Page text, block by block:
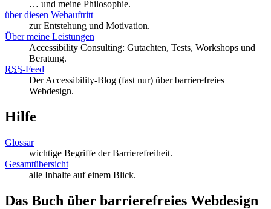
… und meine Philosophie.
über diesen Webauftritt
zur Entstehung und Motivation.
Über meine Leistungen
Accessibility Consulting: Gutachten, Tests, Workshops und
Beratung.
RSS-Feed
Der Accessibility-Blog (fast nur) über barrierefreies
Webdesign.
Hilfe
Glossar
wichtige Begriffe der Barrierefreiheit.
Gesamtübersicht
alle Inhalte auf einem Blick.
Das Buch über barrierefreies Webdesign